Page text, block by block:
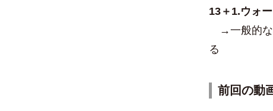
13＋1.ウォ
→一般的
る
前回の動